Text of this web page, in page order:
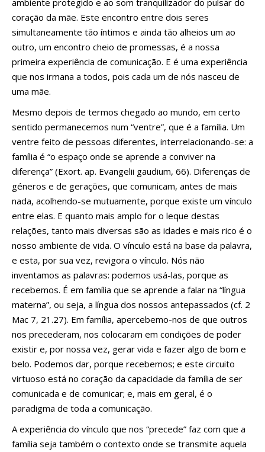
ambiente protegido e ao som tranquilizador do pulsar do
coração da mãe. Este encontro entre dois seres
simultaneamente tão íntimos e ainda tão alheios um ao
outro, um encontro cheio de promessas, é a nossa
primeira experiência de comunicação. E é uma experiência
que nos irmana a todos, pois cada um de nós nasceu de
uma mãe.
Mesmo depois de termos chegado ao mundo, em certo
sentido permanecemos num “ventre”, que é a família. Um
ventre feito de pessoas diferentes, interrelacionando-se: a
família é “o espaço onde se aprende a conviver na
diferença” (Exort. ap. Evangelii gaudium, 66). Diferenças de
géneros e de gerações, que comunicam, antes de mais
nada, acolhendo-se mutuamente, porque existe um vínculo
entre elas. E quanto mais amplo for o leque destas
relações, tanto mais diversas são as idades e mais rico é o
nosso ambiente de vida. O vínculo está na base da palavra,
e esta, por sua vez, revigora o vínculo. Nós não
inventamos as palavras: podemos usá-las, porque as
recebemos. É em família que se aprende a falar na “língua
materna”, ou seja, a língua dos nossos antepassados (cf. 2
Mac 7, 21.27). Em família, apercebemo-nos de que outros
nos precederam, nos colocaram em condições de poder
existir e, por nossa vez, gerar vida e fazer algo de bom e
belo. Podemos dar, porque recebemos; e este circuito
virtuoso está no coração da capacidade da família de ser
comunicada e de comunicar; e, mais em geral, é o
paradigma de toda a comunicação.
A experiência do vínculo que nos “precede” faz com que a
família seja também o contexto onde se transmite aquela